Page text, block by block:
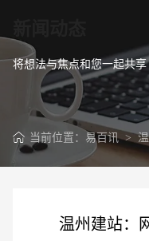
将想法与焦点和您一起共享
当前位置： 易百讯>
温州建站：